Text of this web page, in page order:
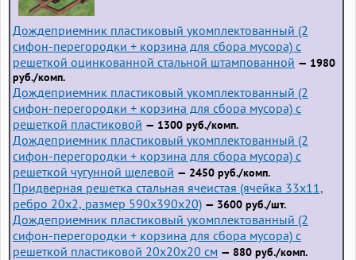
Дождеприемник пластиковый укомплектованный (2
сифон-перегородки + корзина для сбора мусора) с
решеткой оцинкованной стальной штампованной — 1980
руб./комп.
Дождеприемник пластиковый укомплектованный (2
сифон-перегородки + корзина для сбора мусора) с
решеткой пластиковой — 1300 руб./комп.
Дождеприемник пластиковый укомплектованный (2
сифон-перегородки + корзина для сбора мусора) с
решеткой чугунной щелевой — 2450 руб./комп.
Придверная решетка стальная ячеистая (ячейка 33x11,
ребро 20x2, размер 590x390x20) — 3600 руб./шт.
Дождеприемник пластиковый укомплектованный (2
сифон-перегородки + корзина для сбора мусора) с
решеткой пластиковой 20х20х20 см — 880 руб./комп.